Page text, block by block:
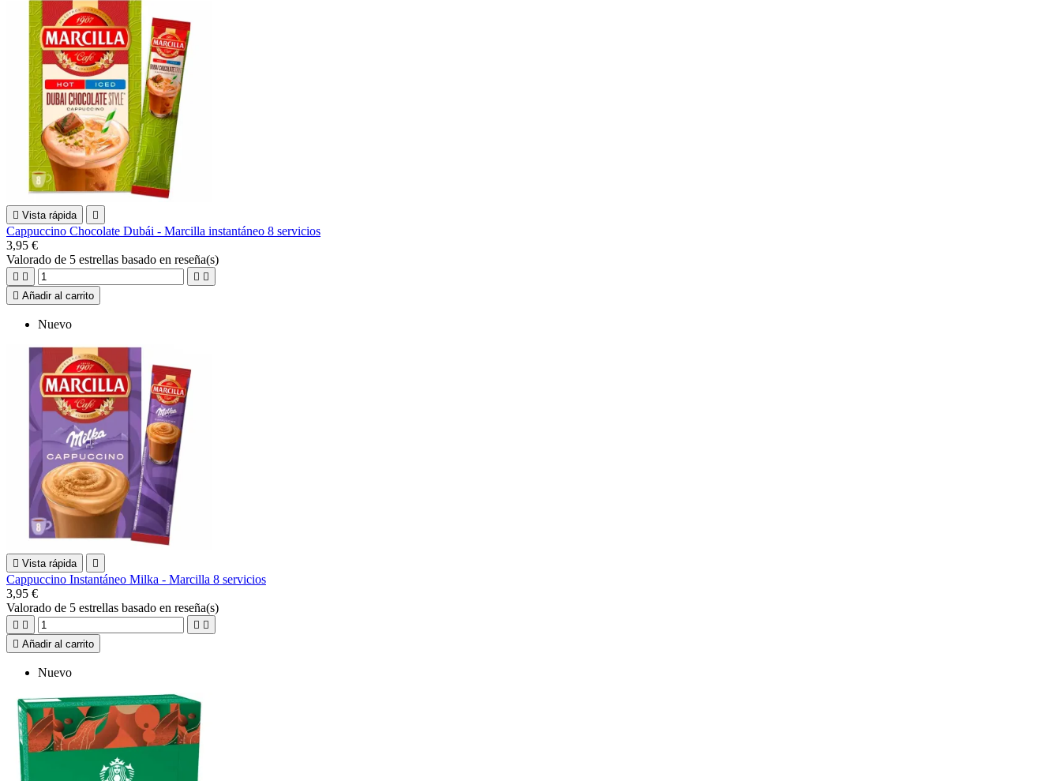
 Vista rápida 
Cappuccino Chocolate Dubái - Marcilla instantáneo 8 servicios
3,95 €
Valorado de 5 estrellas basado en reseña(s)
   
 Añadir al carrito
Nuevo
 Vista rápida 
Cappuccino Instantáneo Milka - Marcilla 8 servicios
3,95 €
Valorado de 5 estrellas basado en reseña(s)
   
 Añadir al carrito
Nuevo